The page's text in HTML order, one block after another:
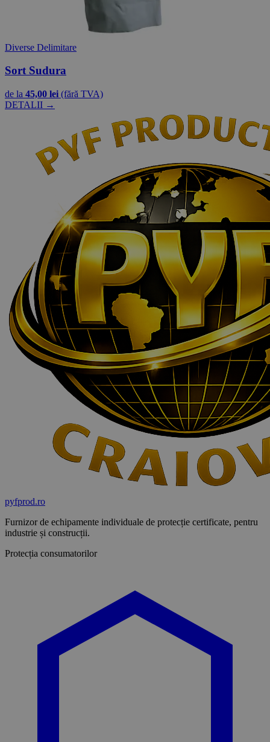
Diverse Delimitare
Sort Sudura
de la 45,00 lei (fără TVA)
DETALII →
pyfprod.ro
Furnizor de echipamente individuale de protecție certificate, pentru
industrie și construcții.
Protecția consumatorilor